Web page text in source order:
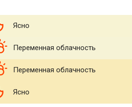
Ясно
Переменная облачность
Переменная облачность
Ясно